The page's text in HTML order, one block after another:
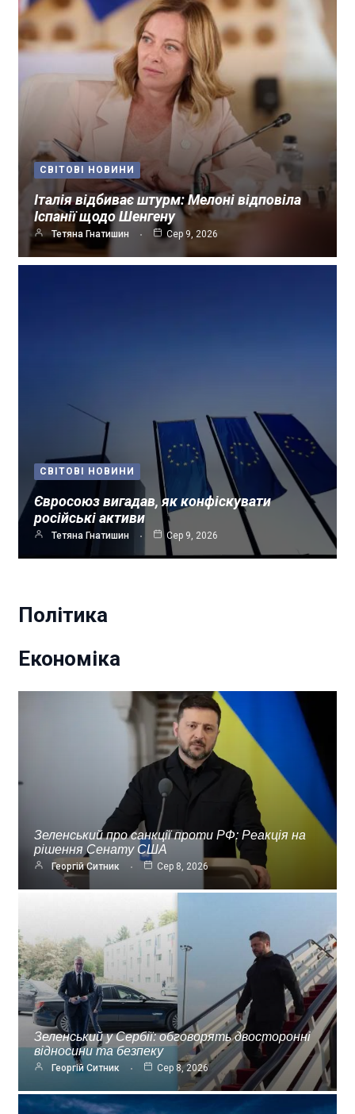
СВІТОВІ НОВИНИ
Італія відбиває штурм: Мелоні відповіла
Іспанії щодо Шенгену
Тетяна Гнатишин Сер 9, 2026
СВІТОВІ НОВИНИ
Євросоюз вигадав, як конфіскувати
російські активи
Тетяна Гнатишин Сер 9, 2026
Політика
Економіка
Зеленський про санкції проти РФ: Реакція на
рішення Сенату США
Георгій Ситник Сер 8, 2026
Зеленський у Сербії: обговорять двосторонні
відносини та безпеку
Георгій Ситник Сер 8, 2026